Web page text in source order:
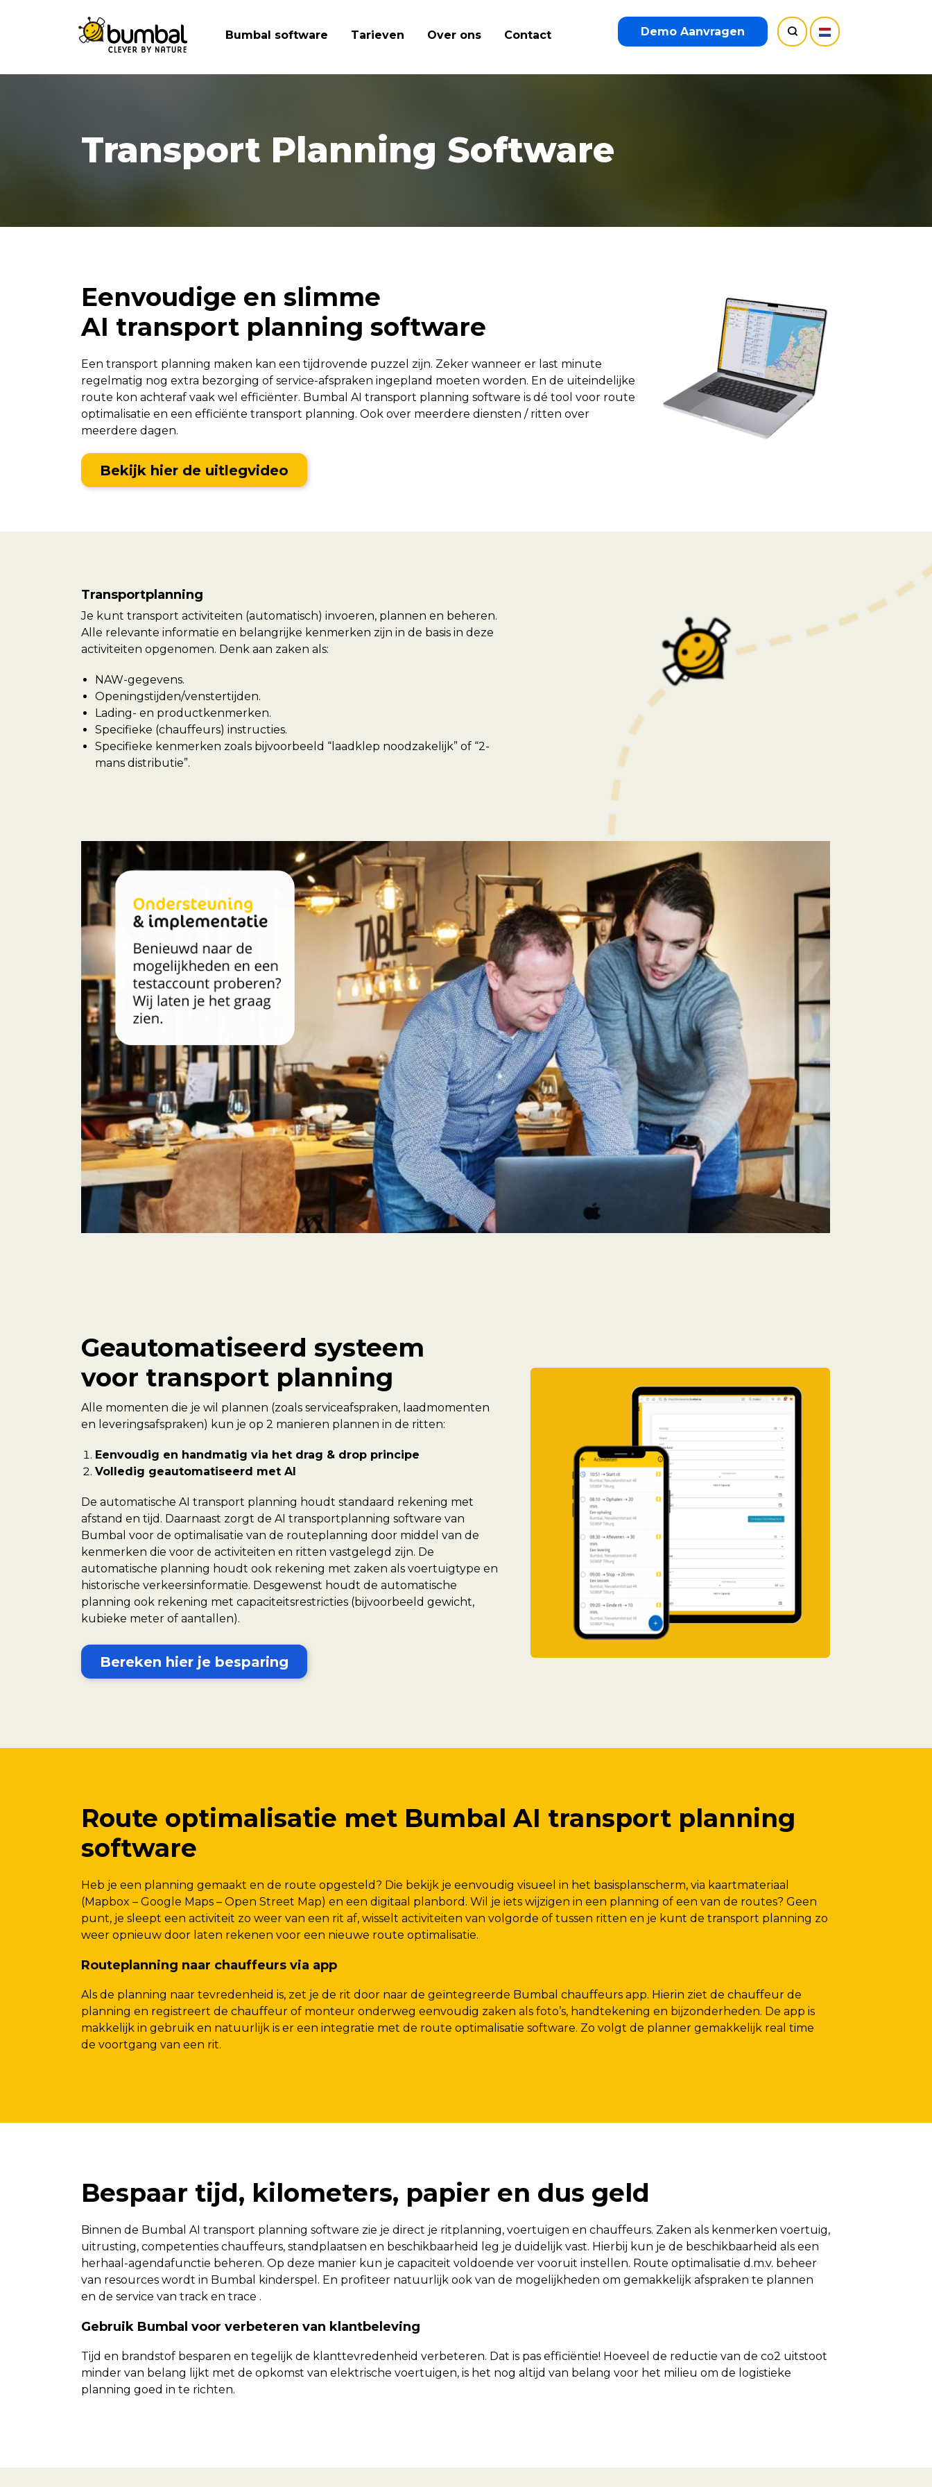
Bumbal software Tarieven Over ons Contact Demo Aanvragen
Transport Planning Software
Eenvoudige en slimme
AI transport planning software
Een transport planning maken kan een tijdrovende puzzel zijn. Zeker wanneer er last minute
regelmatig nog extra bezorging of service-afspraken ingepland moeten worden. En de uiteindelijke
route kon achteraf vaak wel efficiënter. Bumbal AI transport planning software is dé tool voor route
optimalisatie en een efficiënte transport planning. Ook over meerdere diensten / ritten over
meerdere dagen.
Bekijk hier de uitlegvideo
Transportplanning
Je kunt transport activiteiten (automatisch) invoeren, plannen en beheren.
Alle relevante informatie en belangrijke kenmerken zijn in de basis in deze
activiteiten opgenomen. Denk aan zaken als:
NAW-gegevens.
Openingstijden/venstertijden.
Lading- en productkenmerken.
Specifieke (chauffeurs) instructies.
Specifieke kenmerken zoals bijvoorbeeld “laadklep noodzakelijk” of “2-
mans distributie”.
Geautomatiseerd systeem
voor transport planning
Alle momenten die je wil plannen (zoals serviceafspraken, laadmomenten
en leveringsafspraken) kun je op 2 manieren plannen in de ritten:
Eenvoudig en handmatig via het drag & drop principe
Volledig geautomatiseerd met AI
De automatische AI transport planning houdt standaard rekening met
afstand en tijd. Daarnaast zorgt de AI transportplanning software van
Bumbal voor de optimalisatie van de routeplanning door middel van de
kenmerken die voor de activiteiten en ritten vastgelegd zijn. De
automatische planning houdt ook rekening met zaken als voertuigtype en
historische verkeersinformatie. Desgewenst houdt de automatische
planning ook rekening met capaciteitsrestricties (bijvoorbeeld gewicht,
kubieke meter of aantallen).
Bereken hier je besparing
Route optimalisatie met Bumbal AI transport planning
software
Heb je een planning gemaakt en de route opgesteld? Die bekijk je eenvoudig visueel in het basisplanscherm, via kaartmateriaal
(Mapbox – Google Maps – Open Street Map) en een digitaal planbord. Wil je iets wijzigen in een planning of een van de routes? Geen
punt, je sleept een activiteit zo weer van een rit af, wisselt activiteiten van volgorde of tussen ritten en je kunt de transport planning zo
weer opnieuw door laten rekenen voor een nieuwe route optimalisatie.
Routeplanning naar chauffeurs via app
Als de planning naar tevredenheid is, zet je de rit door naar de geïntegreerde Bumbal chauffeurs app. Hierin ziet de chauffeur de
planning en registreert de chauffeur of monteur onderweg eenvoudig zaken als foto’s, handtekening en bijzonderheden. De app is
makkelijk in gebruik en natuurlijk is er een integratie met de route optimalisatie software. Zo volgt de planner gemakkelijk real time
de voortgang van een rit.
Bespaar tijd, kilometers, papier en dus geld
Binnen de Bumbal AI transport planning software zie je direct je ritplanning, voertuigen en chauffeurs. Zaken als kenmerken voertuig,
uitrusting, competenties chauffeurs, standplaatsen en beschikbaarheid leg je duidelijk vast. Hierbij kun je de beschikbaarheid als een
herhaal-agendafunctie beheren. Op deze manier kun je capaciteit voldoende ver vooruit instellen. Route optimalisatie d.m.v. beheer
van resources wordt in Bumbal kinderspel. En profiteer natuurlijk ook van de mogelijkheden om gemakkelijk afspraken te plannen
en de service van track en trace .
Gebruik Bumbal voor verbeteren van klantbeleving
Tijd en brandstof besparen en tegelijk de klanttevredenheid verbeteren. Dat is pas efficiëntie! Hoeveel de reductie van de co2 uitstoot
minder van belang lijkt met de opkomst van elektrische voertuigen, is het nog altijd van belang voor het milieu om de logistieke
planning goed in te richten.